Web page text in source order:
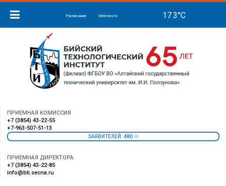
Расписание Web-почта
ПРИЕМНАЯ КОМИССИЯ
+7 (3854) 43-22-55
+7-963-507-51-13
ЗАЯВИТЕЛЕЙ: 480
ПРИЕМНАЯ ДИРЕКТОРА
+7 (3854) 43-22-85
info@bti.secna.ru